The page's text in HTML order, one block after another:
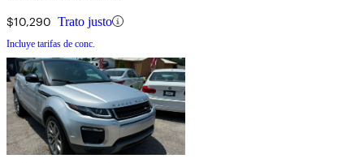
$10,290 Trato justo
Incluye tarifas de conc.